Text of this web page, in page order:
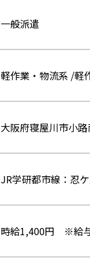
一般派遣
軽作業・物流系 /軽
大阪府寝屋川市小
JR学研都市線：忍
時給1,400円 ※給